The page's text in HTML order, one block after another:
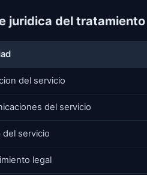
juridica del tratamiento
del servicio
del servicio
del servicio
legal